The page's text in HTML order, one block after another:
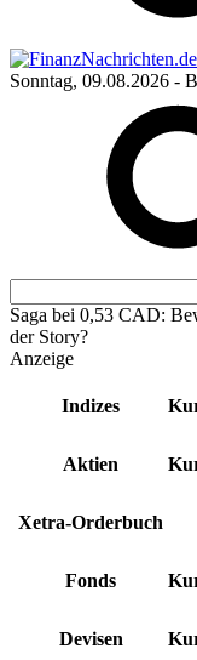
Sonntag, 09.08.2026 -
Saga bei 0,53 CAD:
der Story?
Anzeige
Indizes
Aktien
Xetra-Orderbuch
Fonds
Devisen